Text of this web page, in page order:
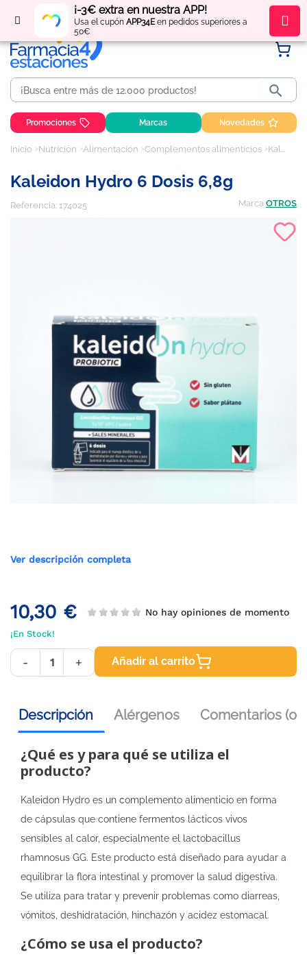
¡-3€ extra en nuestra APP!
Usa el cupón APP34Een pedidos superiores a
50€
Regístratey obténpuntos por tus compras

Promociones Marcas Novedades
Inicio Nutrición Alimentación Complementos alimenticios Kaleidon Hydro 6 Dosis 6,8g
Kaleidon Hydro 6 Dosis 6,8g
Referencia: 174025 Marca OTROS
Ver descripción completa
10,30 € No hay opiniones de momento
¡En Stock!
- + Añadir al carrito
Descripción Alérgenos Comentarios (0)
¿Qué es y para qué se utiliza el
producto?
Kaleidon Hydro es un complemento alimenticio en forma
de cápsulas que contiene fermentos lácticos vivos
sensibles al calor, especialmente el lactobacillus
rhamnosus GG. Este producto está diseñado para ayudar a
equilibrar la flora intestinal y promover la salud digestiva.
Se utiliza para tratar y prevenir problemas como diarreas,
vómitos, deshidratación, hinchazón y acidez estomacal.
¿Cómo se usa el producto?